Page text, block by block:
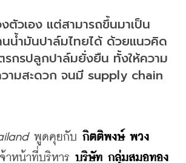
ตัวเอง แต่สามารถขึ้นมาเป็น
นน้ำมันปาล์มไทยได้ ด้วยแนวคิด
กรปลูกปาล์มยั่งยืน ทั้งให้ความ
วามสะดวก จนมี supply chain
พูดคุยกับ กิตติพงษ์ พวง
าหน้าที่บริหาร บริษัท กลุ่มสมอทอง